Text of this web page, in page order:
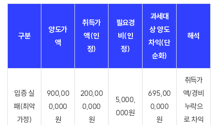
구분
양도가
액
취득가
액(인
정)
필요경
비(인
정)
과세대
상 양도
차익(단
순화)
해석
입증 실
패(최악
가정)
900,00
0,000
원
200,00
0,000
원
5,000,
000원
695,00
0,000
원
취득가
액/경비
누락으
로 차익